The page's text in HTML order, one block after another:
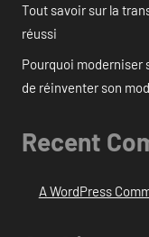
Tout savoir sur la
réussi
Pourquoi moderniser
de réinventer son
Recent
A WordPress